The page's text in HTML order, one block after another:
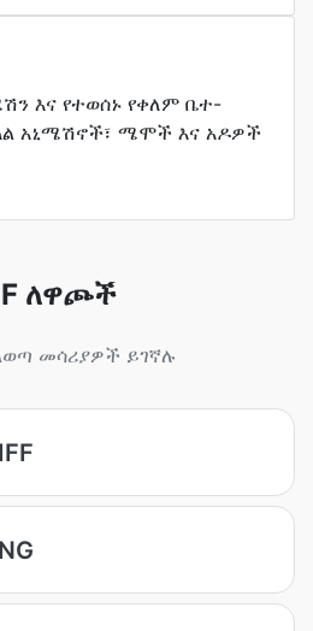
እና የተወሰኑ የቀለም ቤተ-
አኒሜሽኖች፣ ሜሞች እና አዶዎች
ለዋጮች
መሳሪያዎች ይገኛሉ